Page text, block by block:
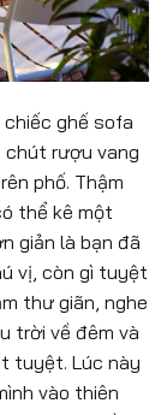
ghế sofa
rượu vang
phố. Thậm
thể kê một
giản là bạn đã
vị, còn gì tuyệt
thư giãn, nghe
trời về đêm và
tuyệt. Lúc này
vào thiên